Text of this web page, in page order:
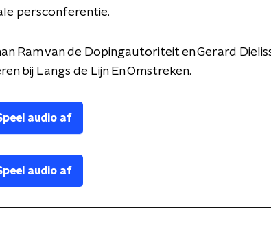
persconferentie.
Ram van de Dopingautoriteit en Gerard
bij Langs de Lijn En Omstreken.
audio af
audio af